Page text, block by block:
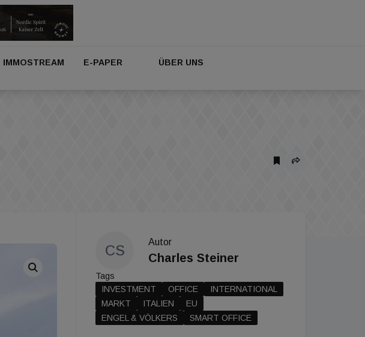
IMMOSTREAM E-PAPER ÜBER UNS
CS
Autor
Charles Steiner
Tags
INVESTMENT
OFFICE
INTERNATIONAL
MARKT
ITALIEN
EU
ENGEL & VÖLKERS
SMART OFFICE